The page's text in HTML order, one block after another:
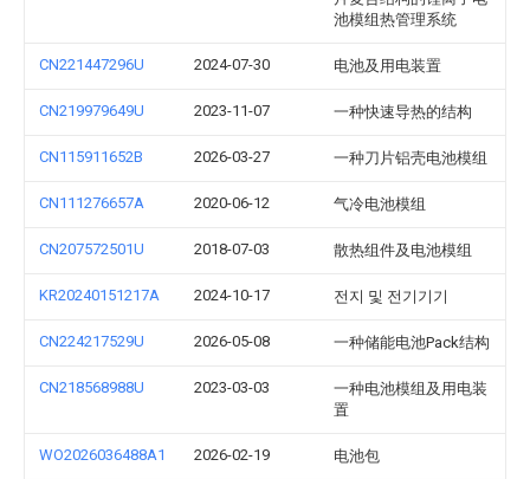
池模组热管理系统
CN221447296U 2024-07-30 电池及用电装置
CN219979649U 2023-11-07 一种快速导热的结构
CN115911652B 2026-03-27 一种刀片铝壳电池模组
CN111276657A 2020-06-12 气冷电池模组
CN207572501U 2018-07-03 散热组件及电池模组
KR20240151217A 2024-10-17 전지 및 전기기기
CN224217529U 2026-05-08 一种储能电池Pack结构
CN218568988U 2023-03-03
一种电池模组及用电装
置
WO2026036488A1 2026-02-19 电池包